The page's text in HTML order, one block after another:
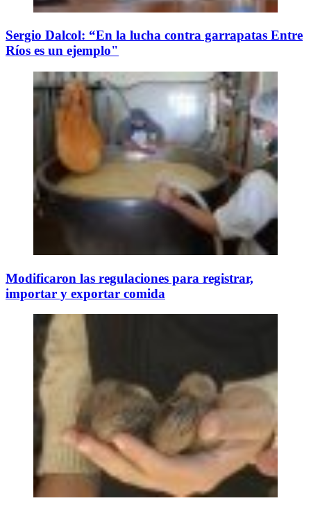
Sergio Dalcol: “En la lucha contra garrapatas Entre
Ríos es un ejemplo"
Modificaron las regulaciones para registrar,
importar y exportar comida